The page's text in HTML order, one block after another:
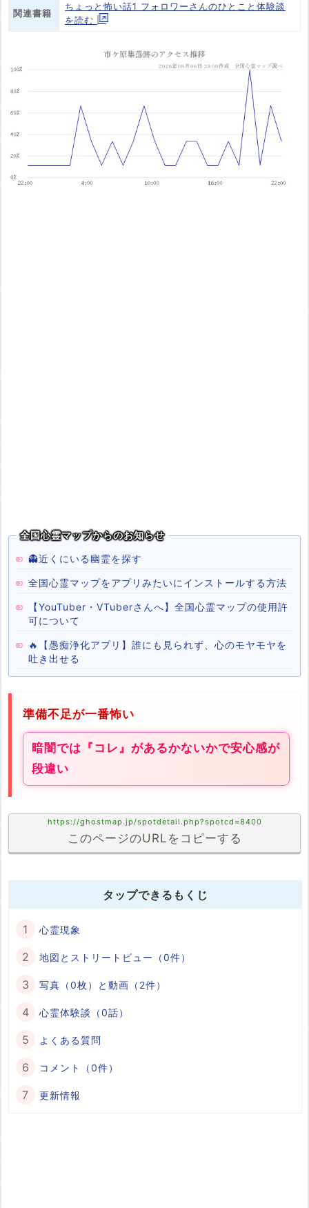
関連書籍
ちょっと怖い話1 フォロワーさんのひとこと体験談
を読む
全国心霊マップからのお知らせ
👻近くにいる幽霊を探す
全国心霊マップをアプリみたいにインストールする方法
【YouTuber・VTuberさんへ】全国心霊マップの使用許
可について
🔥【愚痴浄化アプリ】誰にも見られず、心のモヤモヤを
吐き出せる
準備不足が一番怖い
暗闇では『コレ』があるかないかで安心感が
段違い
https://ghostmap.jp/spotdetail.php?spotcd=8400
このページのURLをコピーする
タップできるもくじ
心霊現象
地図とストリートビュー（0件）
写真（0枚）と動画（2件）
心霊体験談（0話）
よくある質問
コメント（0件）
更新情報